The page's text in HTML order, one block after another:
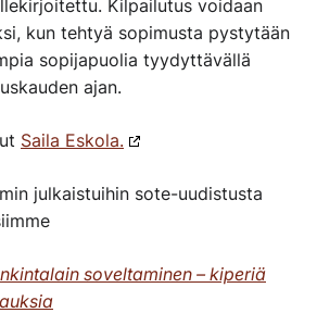
Kilpailutus voidaan
kun tehtyä sopimusta pystytään
sopijapuolia tyydyttävällä
ajan.
Saila Eskola.
julkaistuihin sote-uudistusta
soveltaminen – kiperiä